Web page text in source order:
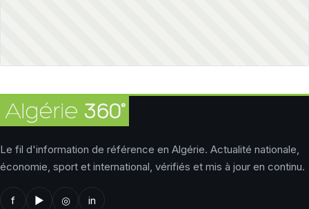
Le fil d'information de référence en Algérie. Actualité nationale,
économie, sport et international, vérifiés et mis à jour en continu.
f ▶ ◎ in